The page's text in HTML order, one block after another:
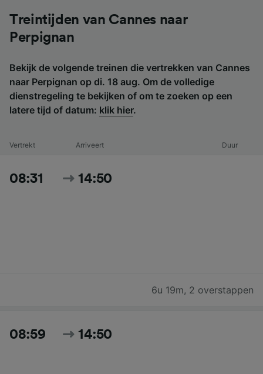
Treintijden van Cannes naar
Perpignan
Bekijk de volgende treinen die vertrekken van Cannes
naar Perpignan op di. 18 aug. Om de volledige
dienstregeling te bekijken of om te zoeken op een
latere tijd of datum: klik hier.
Vertrekt Arriveert Duur
08:31 14:50
6u 19m, 2 overstappen
08:59 14:50